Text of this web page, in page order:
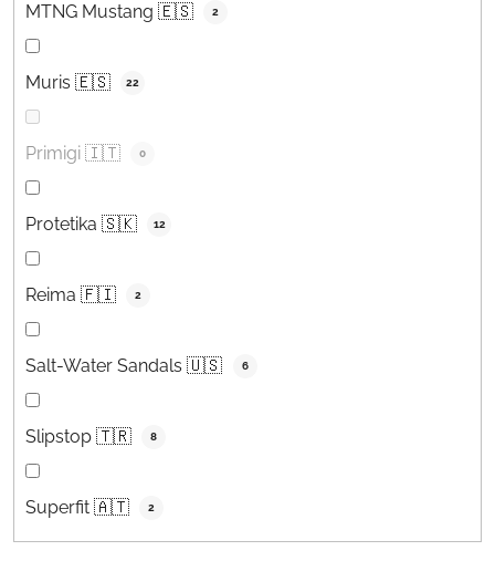
MTNG Mustang 🇪🇸 2
Muris 🇪🇸 22
Primigi 🇮🇹 0
Protetika 🇸🇰 12
Reima 🇫🇮 2
Salt-Water Sandals 🇺🇸 6
Slipstop 🇹🇷 8
Superfit 🇦🇹 2